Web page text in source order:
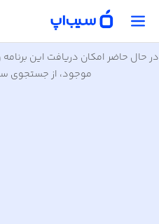
در حال حاضر امکان دریافت این
موجود، از جستجوی